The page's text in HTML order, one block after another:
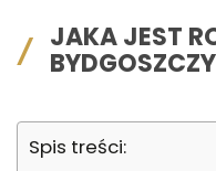
JAKA JEST
Spis treści: